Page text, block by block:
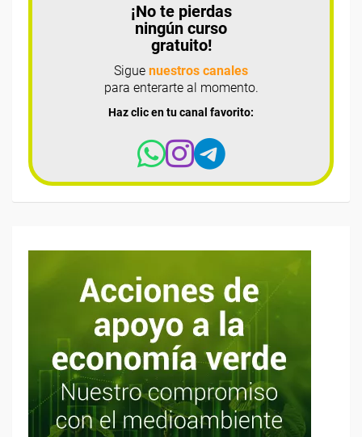
¡No te pierdas
ningún curso
gratuito!
Sigue nuestros canales
para enterarte al momento.
Haz clic en tu canal favorito: